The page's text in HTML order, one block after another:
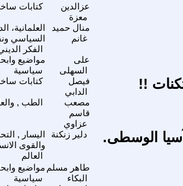
كتابات
عزالدين
معزة
العلمانية،
السياسي
الفكر
منال حميد
غانم
مواضيع
سياسية
على
السهلى
كتابات
فيصل
الدابي
!!
الطب ,
مصعب
قاسم
عزاوي
اليسار ,
والقوى
العالم
دلير زنكنة
الوسطى.
مواضيع
سياسية
طاهر مسلم
البكاء